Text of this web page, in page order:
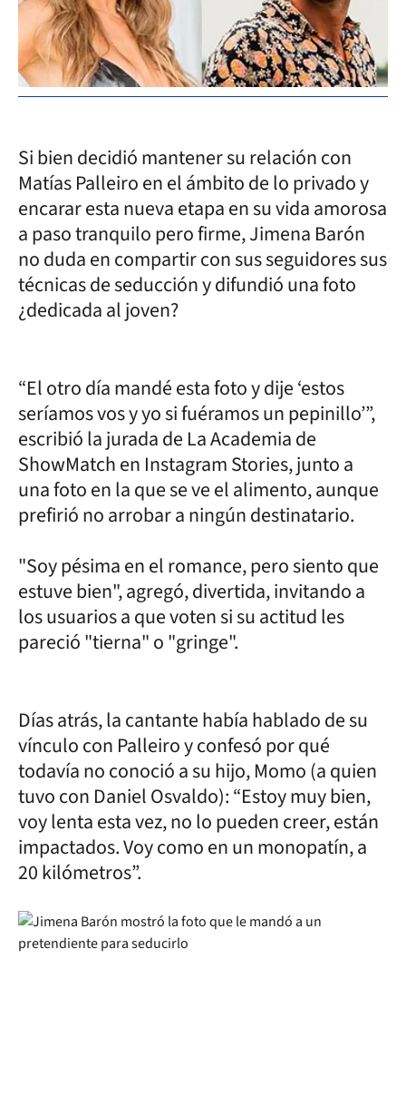
Si bien decidió mantener su relación con
Matías Palleiro en el ámbito de lo privado y
encarar esta nueva etapa en su vida amorosa
a paso tranquilo pero firme, Jimena Barón
no duda en compartir con sus seguidores sus
técnicas de seducción y difundió una foto
¿dedicada al joven?
“El otro día mandé esta foto y dije ‘estos
seríamos vos y yo si fuéramos un pepinillo’”,
escribió la jurada de La Academia de
ShowMatch en Instagram Stories, junto a
una foto en la que se ve el alimento, aunque
prefirió no arrobar a ningún destinatario.
"Soy pésima en el romance, pero siento que
estuve bien", agregó, divertida, invitando a
los usuarios a que voten si su actitud les
pareció "tierna" o "gringe".
Días atrás, la cantante había hablado de su
vínculo con Palleiro y confesó por qué
todavía no conoció a su hijo, Momo (a quien
tuvo con Daniel Osvaldo): “Estoy muy bien,
voy lenta esta vez, no lo pueden creer, están
impactados. Voy como en un monopatín, a
20 kilómetros”.